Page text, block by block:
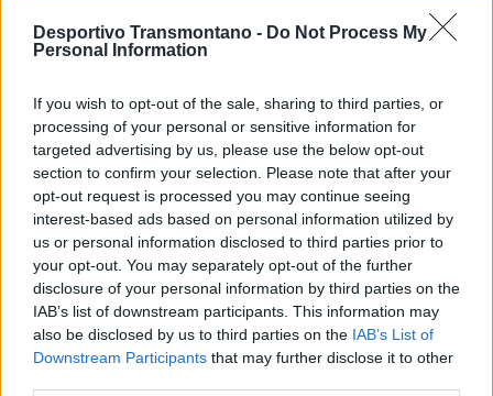
Desportivo Transmontano - Do Not Process My
Personal Information
If you wish to opt-out of the sale, sharing to third parties, or
processing of your personal or sensitive information for
targeted advertising by us, please use the below opt-out
section to confirm your selection. Please note that after your
opt-out request is processed you may continue seeing
interest-based ads based on personal information utilized by
us or personal information disclosed to third parties prior to
your opt-out. You may separately opt-out of the further
disclosure of your personal information by third parties on the
IAB’s list of downstream participants. This information may
also be disclosed by us to third parties on the IAB’s List of
Downstream Participants that may further disclose it to other
3º Montalegre | 36 jogos | 83 pontos
5º Mesão Frio | 36 jogos | 78 pontos
6º Mondinense | 36 jogos | 74 pontos
7º Vila Pouca | 36 jogos | 71 pontos
8º Atei | 36 jogos | 65 pontos
9º Vilar Perdizes | 36 jogos | 62 pontos